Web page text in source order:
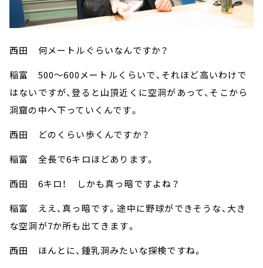
西田 何メートルぐらいなんですか？
稲富 500～600メートルくらいで、それほど高いわけで
はないですが、登ると山頂近くに空洞があって、そこから
洞窟の中へ下っていくんです。
西田 どのくらい歩くんですか？
稲富 全長で6キロほどあります。
西田 6キロ！ しかも真っ暗ですよね？
稲富 ええ、真っ暗です。途中に野球ができそうな、大き
な空洞が7か所も出てきます。
西田 ほんとに、鍾乳洞みたいな探検ですね。